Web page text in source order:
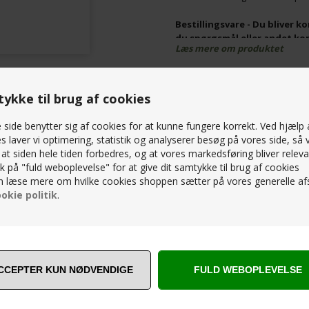
til brug af cookies
side benytter sig af cookies for at kunne fungere korrekt. Ved hjælp
laver vi optimering, statistik og analyserer besøg på vores side, så
at siden hele tiden forbedres, og at vores markedsføring bliver
på "fuld weboplevelse" for at give dit samtykke til brug af cookies
læse mere om hvilke cookies shoppen sætter på vores generelle
politik.
Bestillingsvare - Du bliver
du spørgsmål eller andet
86321266 - Husk gratis levering
Læs mere om produktet
RELATEREDE PRODUKTER